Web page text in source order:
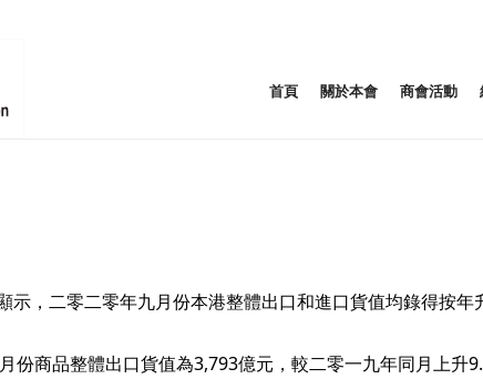
首頁 關於本會 商會活動
，二零二零年九月份本港整體出口和進口貨值均錄得按年
商品整體出口貨值為3,793億元，較二零一九年同月上升